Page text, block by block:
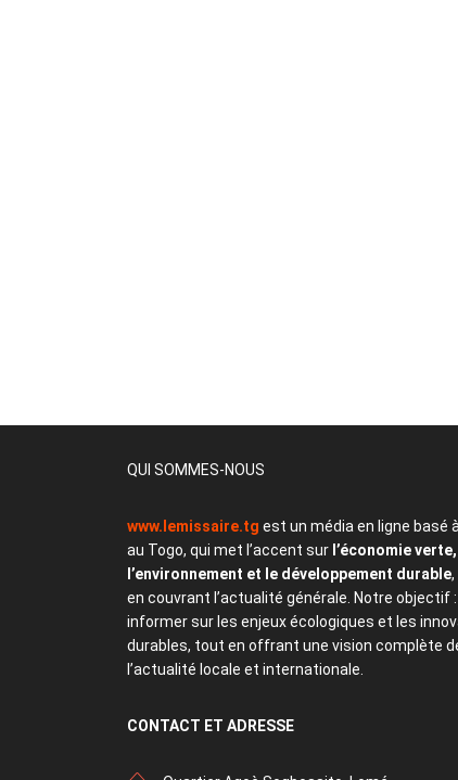
QUI SOMMES-NOUS
www.lemissaire.tg est un média en ligne basé
au Togo, qui met l’accent sur l’économie verte,
l’environnement et le développement durable
en couvrant l’actualité générale. Notre objectif :
informer sur les enjeux écologiques et les
durables, tout en offrant une vision complète
l’actualité locale et internationale.
CONTACT ET ADRESSE